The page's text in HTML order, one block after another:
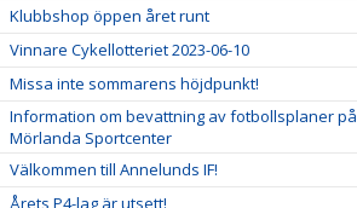
Klubbshop öppen året runt
Vinnare Cykellotteriet 2023-06-10
Missa inte sommarens höjdpunkt!
Information om bevattning av fotbollsplaner på
Mörlanda Sportcenter
Välkommen till Annelunds IF!
Årets P4-lag är utsett!